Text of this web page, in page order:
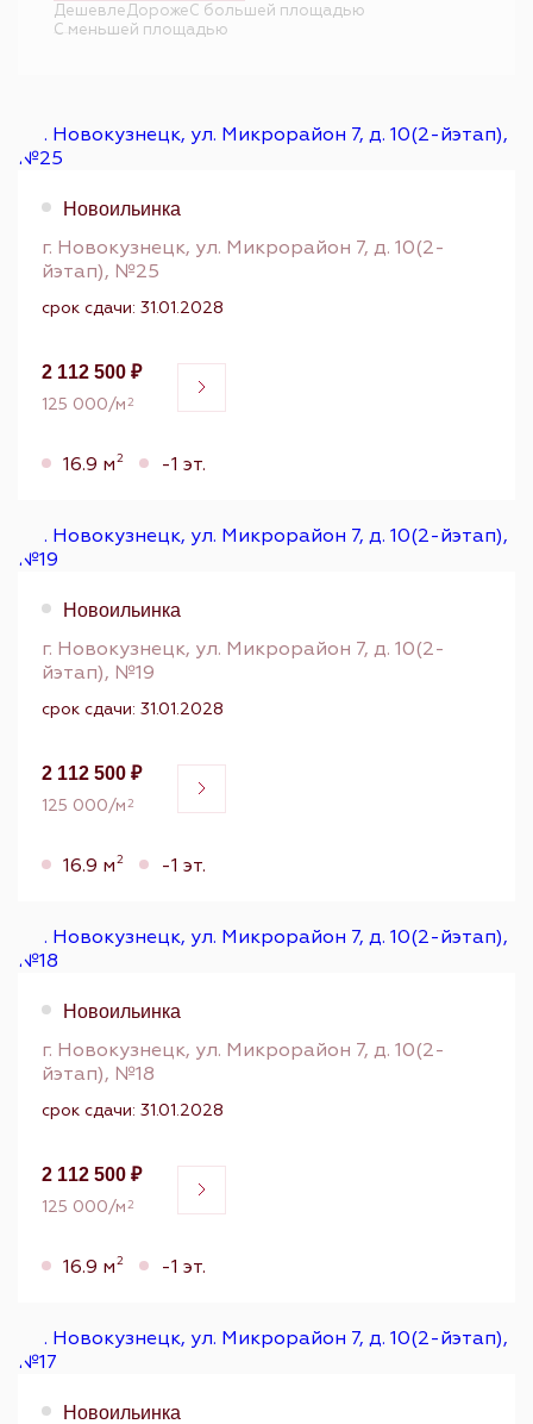
ДешевлеДорожеС большей площадью
С меньшей площадью
Новоильинка
г. Новокузнецк, ул. Микрорайон 7, д. 10(2-
йэтап), №25
срок сдачи: 31.01.2028
2 112 500 ₽
125 000/м2
16.9 м2 -1 эт.
Новоильинка
г. Новокузнецк, ул. Микрорайон 7, д. 10(2-
йэтап), №19
срок сдачи: 31.01.2028
2 112 500 ₽
125 000/м2
16.9 м2 -1 эт.
Новоильинка
г. Новокузнецк, ул. Микрорайон 7, д. 10(2-
йэтап), №18
срок сдачи: 31.01.2028
2 112 500 ₽
125 000/м2
16.9 м2 -1 эт.
Новоильинка